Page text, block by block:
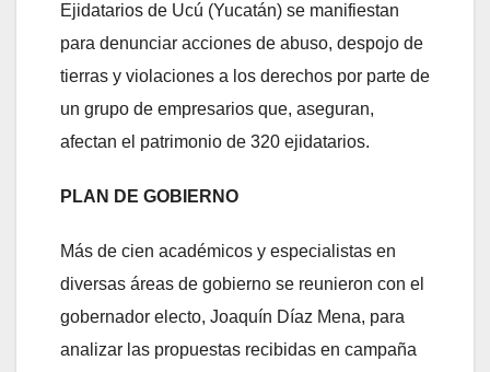
Ejidatarios de Ucú (Yucatán) se manifiestan
para denunciar acciones de abuso, despojo de
tierras y violaciones a los derechos por parte de
un grupo de empresarios que, aseguran,
afectan el patrimonio de 320 ejidatarios.
PLAN DE GOBIERNO
Más de cien académicos y especialistas en
diversas áreas de gobierno se reunieron con el
gobernador electo, Joaquín Díaz Mena, para
analizar las propuestas recibidas en campaña